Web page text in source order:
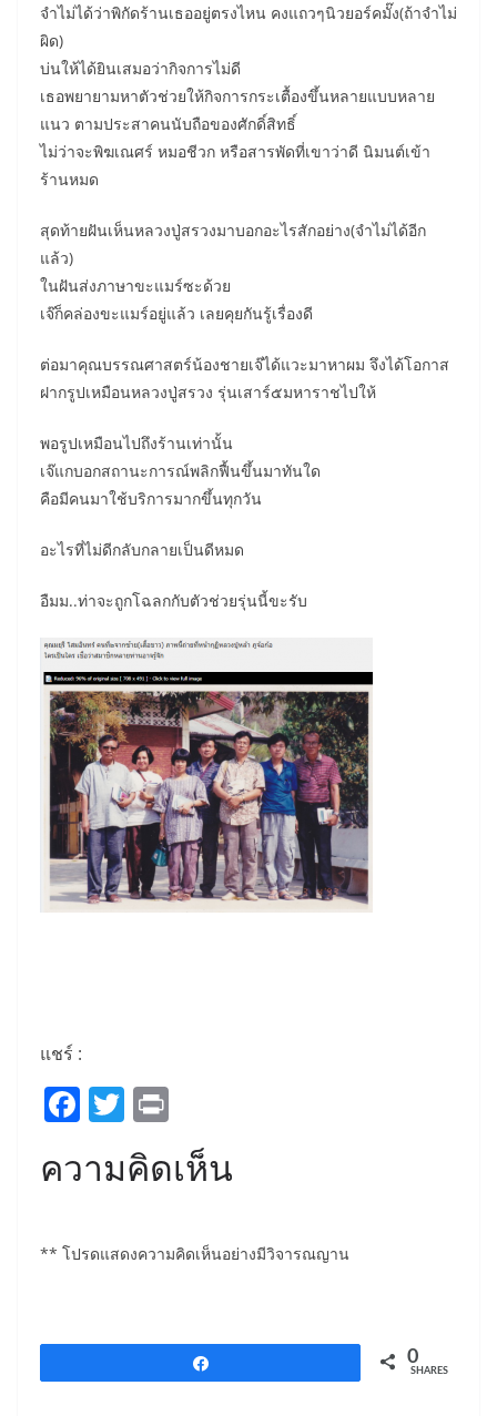
จำไม่ได้ว่าพิกัดร้านเธออยู่ตรงไหน คงแถวๆนิวยอร์คมั๊ง(ถ้าจำไม่
ผิด)
บ่นให้ได้ยินเสมอว่ากิจการไม่ดี
เธอพยายามหาตัวช่วยให้กิจการกระเตื้องขึ้นหลายแบบหลาย
แนว ตามประสาคนนับถือของศักดิ์สิทธิ์
ไม่ว่าจะพิฆเณศร์ หมอชีวก หรือสารพัดที่เขาว่าดี นิมนต์เข้า
ร้านหมด
สุดท้ายฝันเห็นหลวงปู่สรวงมาบอกอะไรสักอย่าง(จำไม่ได้อีก
แล้ว)
ในฝันส่งภาษาขะแมร์ซะด้วย
เจ๊ก็คล่องขะแมร์อยู่แล้ว เลยคุยกันรู้เรื่องดี
ต่อมาคุณบรรณศาสตร์น้องชายเจ๊ได้แวะมาหาผม จึงได้โอกาส
ฝากรูปเหมือนหลวงปู่สรวง รุ่นเสาร์๕มหาราชไปให้
พอรูปเหมือนไปถึงร้านเท่านั้น
เจ๊แกบอกสถานะการณ์พลิกฟื้นขึ้นมาทันใด
คือมีคนมาใช้บริการมากขึ้นทุกวัน
อะไรที่ไม่ดีกลับกลายเป็นดีหมด
อืมม..ท่าจะถูกโฉลกกับตัวช่วยรุ่นนี้ขะรับ
แชร์ :
F
c
b
k
T
w
itt
in
t
ความคิดเห็น
** โปรดแสดงความคิดเห็นอย่างมีวิจารณญาน
0
SHARES